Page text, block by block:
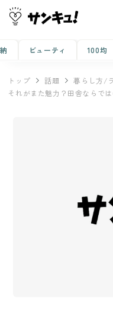
ビューティ 100均
トップ 話題
暮らし方/
それがまた魅力？田舎ならで